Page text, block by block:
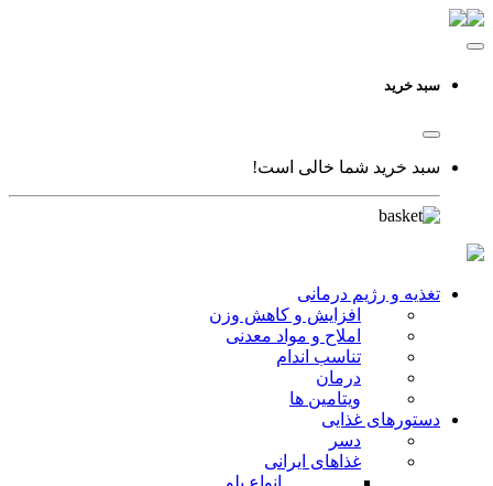
سبد خرید
سبد خرید شما خالی است!
تغذیه و رژیم درمانی
افزایش و کاهش وزن
املاح و مواد معدنی
تناسب اندام
درمان
ویتامین ها
دستورهای غذایی
دسر
غذاهای ایرانی